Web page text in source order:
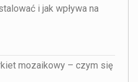
i jak wpływa na
mozaikowy – czym się